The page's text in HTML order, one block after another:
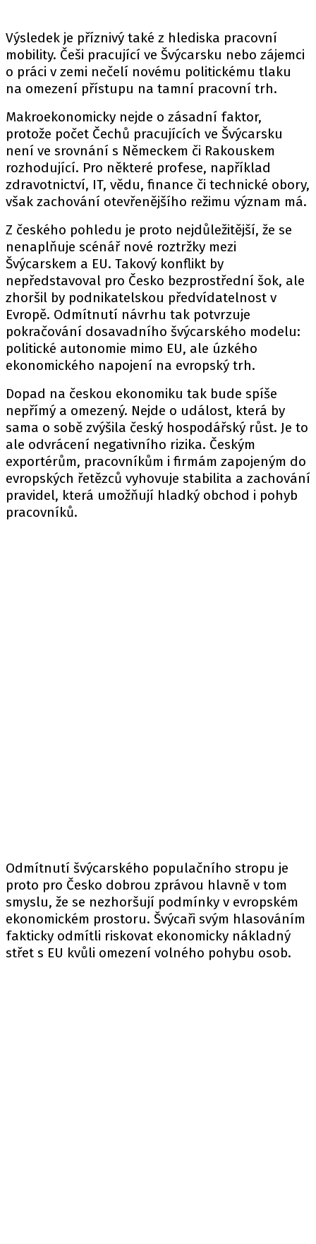
Výsledek je příznivý také z hlediska pracovní
mobility. Češi pracující ve Švýcarsku nebo zájemci
o práci v zemi nečelí novému politickému tlaku
na omezení přístupu na tamní pracovní trh.
Makroekonomicky nejde o zásadní faktor,
protože počet Čechů pracujících ve Švýcarsku
není ve srovnání s Německem či Rakouskem
rozhodující. Pro některé profese, například
zdravotnictví, IT, vědu, finance či technické obory,
však zachování otevřenějšího režimu význam má.
Z českého pohledu je proto nejdůležitější, že se
nenaplňuje scénář nové roztržky mezi
Švýcarskem a EU. Takový konflikt by
nepředstavoval pro Česko bezprostřední šok, ale
zhoršil by podnikatelskou předvídatelnost v
Evropě. Odmítnutí návrhu tak potvrzuje
pokračování dosavadního švýcarského modelu:
politické autonomie mimo EU, ale úzkého
ekonomického napojení na evropský trh.
Dopad na českou ekonomiku tak bude spíše
nepřímý a omezený. Nejde o událost, která by
sama o sobě zvýšila český hospodářský růst. Je to
ale odvrácení negativního rizika. Českým
exportérům, pracovníkům i firmám zapojeným do
evropských řetězců vyhovuje stabilita a zachování
pravidel, která umožňují hladký obchod i pohyb
pracovníků.
Odmítnutí švýcarského populačního stropu je
proto pro Česko dobrou zprávou hlavně v tom
smyslu, že se nezhoršují podmínky v evropském
ekonomickém prostoru. Švýcaři svým hlasováním
fakticky odmítli riskovat ekonomicky nákladný
střet s EU kvůli omezení volného pohybu osob.